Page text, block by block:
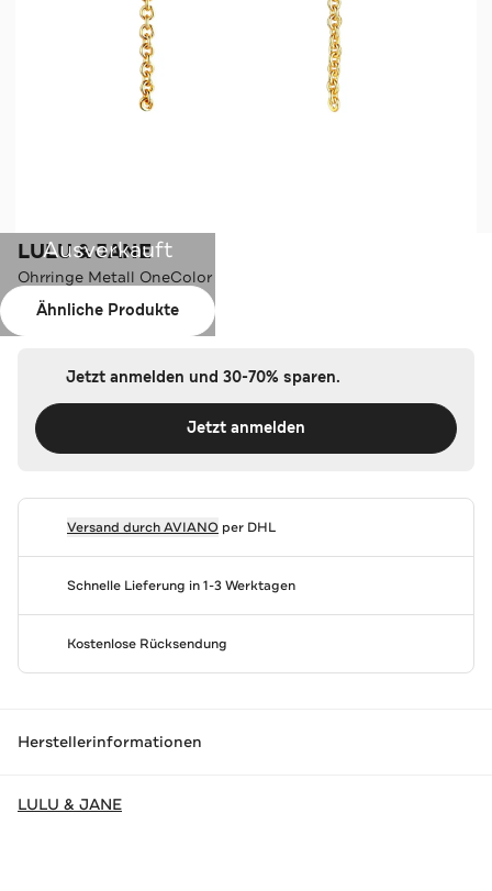
Ausverkauft
Ähnliche Produkte
LULU & JANE
Ohrringe Metall OneColor
Farbe:OneColor
Jetzt anmelden und 30-70% sparen.
Jetzt anmelden
Versand durchAVIANOper DHL
Schnelle Lieferung in 1-3 Werktagen
Kostenlose Rücksendung
Herstellerinformationen
LULU & JANE